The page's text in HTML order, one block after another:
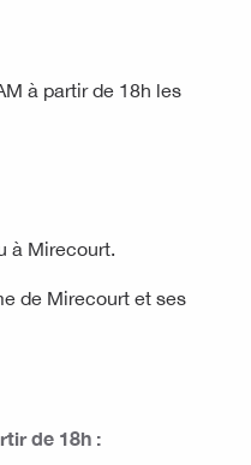
à partir de 18h les
à Mirecourt.
de Mirecourt et ses
de 18h :